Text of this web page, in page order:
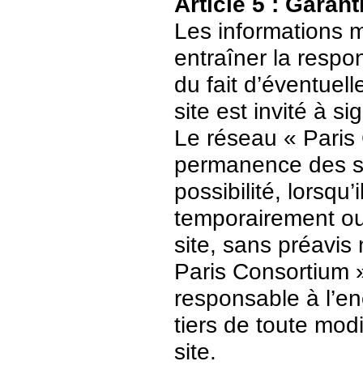
Les informations
entraîner la
du fait
site est invité à
Le réseau «
permanence des
possibilité,
temporairement
site, sans préavis
Paris Consortium
responsable à
tiers de toute
site.